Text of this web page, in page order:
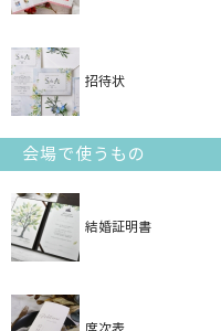
招待状
会場で使うもの
結婚証明書